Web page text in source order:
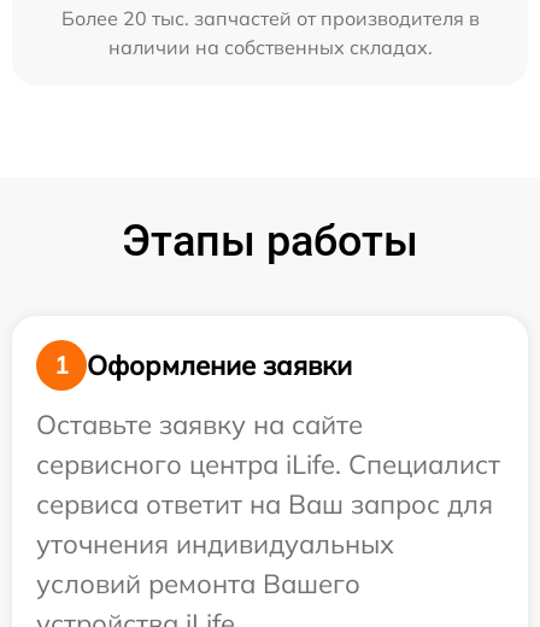
Более 20 тыс. запчастей от производителя в
наличии на собственных складах.
Этапы работы
1
Оформление заявки
Оставьте заявку на сайте
сервисного центра iLife. Специалист
сервиса ответит на Ваш запрос для
уточнения индивидуальных
условий ремонта Вашего